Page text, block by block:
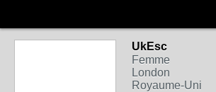
UkEsc
Femme
London
Royaume-Uni